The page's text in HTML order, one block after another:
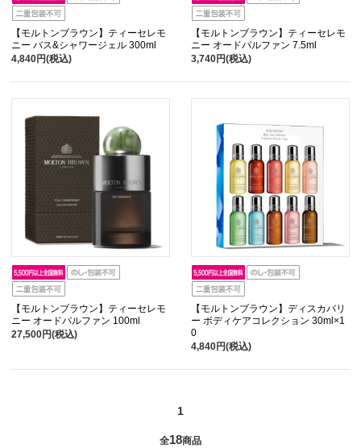
【モルトンブラウン】ティーセレモ
ニー バス&シャワージェル 300ml
4,840円(税込)
【モルトンブラウン】ティーセレモ
ニー オードパルファン 7.5ml
3,740円(税込)
【モルトンブラウン】ティーセレモ
ニー オードパルファン 100ml
27,500円(税込)
【モルトンブラウン】ディスカバリ
ー ボディケアコレクション 30ml×1
0
4,840円(税込)
1
全18商品